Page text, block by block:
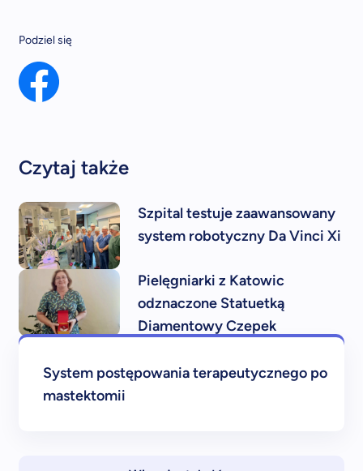
Podziel się
Czytaj także
Szpital testuje zaawansowany
system robotyczny Da Vinci Xi
Pielęgniarki z Katowic
odznaczone Statuetką
Diamentowy Czepek
System postępowania terapeutycznego po
mastektomii